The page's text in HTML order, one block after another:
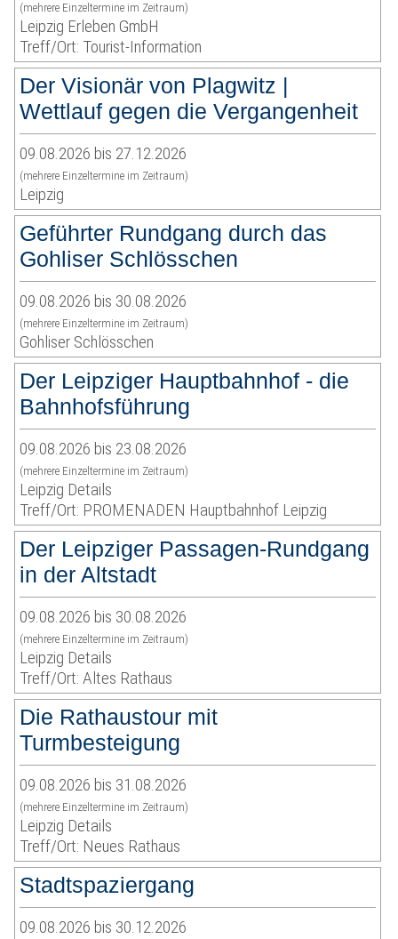
(mehrere Einzeltermine im Zeitraum)
Leipzig Erleben GmbH
Treff/Ort: Tourist-Information
Der Visionär von Plagwitz |
Wettlauf gegen die Vergangenheit
09.08.2026 bis 27.12.2026
(mehrere Einzeltermine im Zeitraum)
Leipzig
Geführter Rundgang durch das
Gohliser Schlösschen
09.08.2026 bis 30.08.2026
(mehrere Einzeltermine im Zeitraum)
Gohliser Schlösschen
Der Leipziger Hauptbahnhof - die
Bahnhofsführung
09.08.2026 bis 23.08.2026
(mehrere Einzeltermine im Zeitraum)
Leipzig Details
Treff/Ort: PROMENADEN Hauptbahnhof Leipzig
Der Leipziger Passagen-Rundgang
in der Altstadt
09.08.2026 bis 30.08.2026
(mehrere Einzeltermine im Zeitraum)
Leipzig Details
Treff/Ort: Altes Rathaus
Die Rathaustour mit
Turmbesteigung
09.08.2026 bis 31.08.2026
(mehrere Einzeltermine im Zeitraum)
Leipzig Details
Treff/Ort: Neues Rathaus
Stadtspaziergang
09.08.2026 bis 30.12.2026